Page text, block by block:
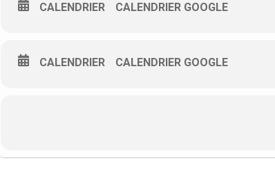
CALENDRIER CALENDRIER GOOGLE
CALENDRIER CALENDRIER GOOGLE